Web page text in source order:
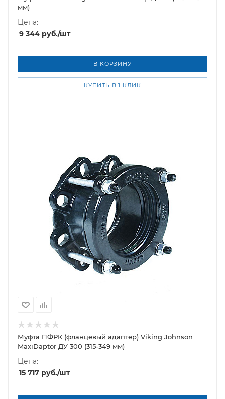
мм)
Цена:
9 344 руб./шт
В КОРЗИНУ
КУПИТЬ В 1 КЛИК
Муфта ПФРК (фланцевый адаптер) Viking Johnson
MaxiDaptor ДУ 300 (315-349 мм)
Цена:
15 717 руб./шт